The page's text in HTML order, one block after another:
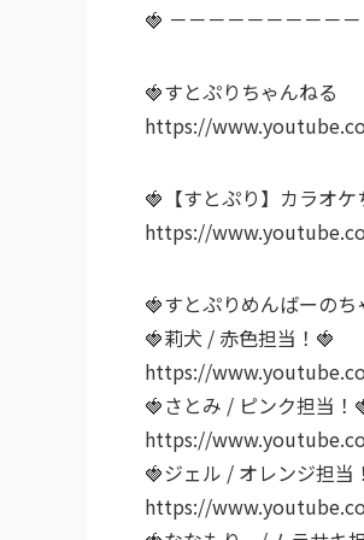
🍓 －－－－－－－－－
🍓すとぷりちゃんねる
https://
🍓【すとぷり】カラオ
https://
🍓すとぷりめんばーの
🍓莉犬 / 赤色担当！🍓
https://
🍓さとみ / ピンク担当！
https://
🍓ジェル / オレンジ担当
https://